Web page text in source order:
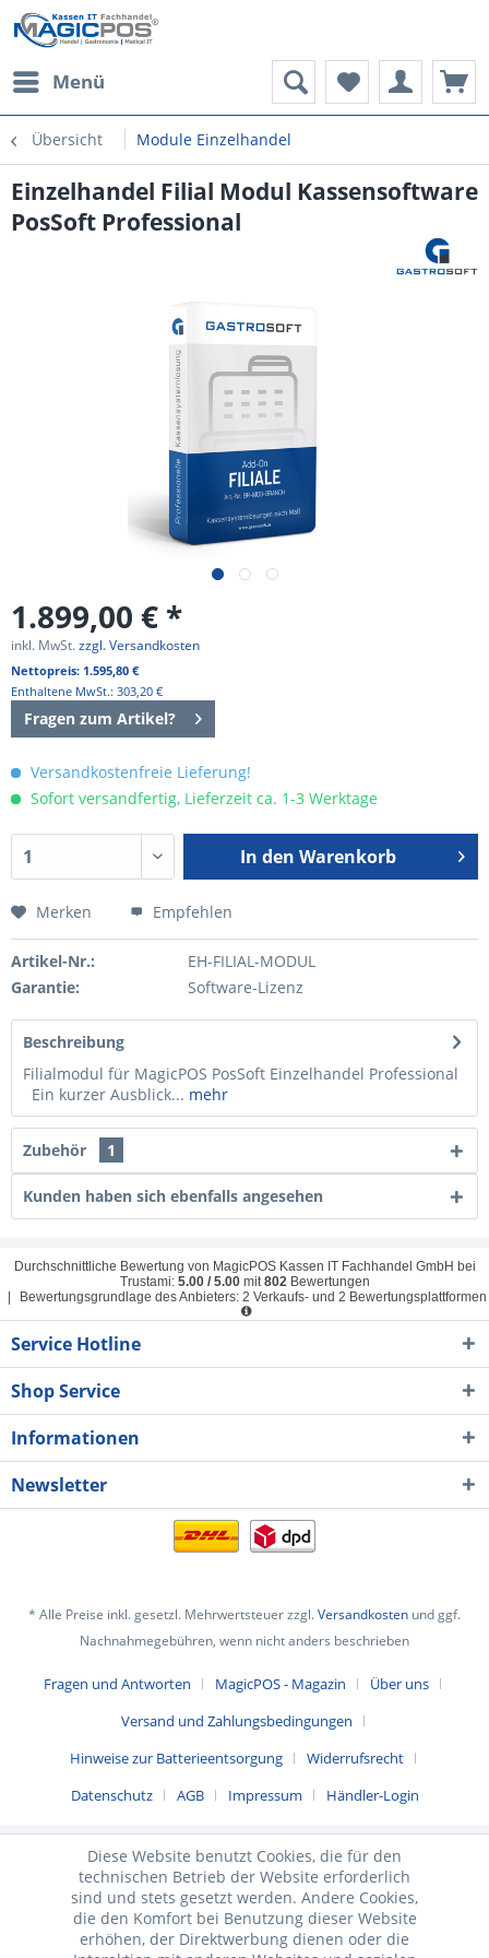
Menü
Übersicht Module Einzelhandel
Einzelhandel Filial Modul Kassensoftware
PosSoft Professional
1.899,00 € *
inkl. MwSt.zzgl. Versandkosten
Nettopreis: 1.595,80 €
Enthaltene MwSt.: 303,20 €
Fragen zum Artikel?
Versandkostenfreie Lieferung!
Sofort versandfertig, Lieferzeit ca. 1-3 Werktage
In den Warenkorb
Merken Empfehlen
Artikel-Nr.:
EH-FILIAL-MODUL
Garantie:
Software-Lizenz
Beschreibung
Filialmodul für MagicPOS PosSoft Einzelhandel Professional
Ein kurzer Ausblick... mehr
Zubehör 1
Kunden haben sich ebenfalls angesehen
Durchschnittliche Bewertung von MagicPOS Kassen IT Fachhandel GmbH bei
Trustami: 5.00/ 5.00mit802 Bewertungen
Bewertungsgrundlage des Anbieters: 2 Verkaufs- und 2 Bewertungsplattformen
Service Hotline
Shop Service
Informationen
Newsletter
* Alle Preise inkl. gesetzl. Mehrwertsteuer zzgl.Versandkosten und ggf.
Nachnahmegebühren, wenn nicht anders beschrieben
Fragen und Antworten MagicPOS - Magazin
Über uns
Versand und Zahlungsbedingungen
Hinweise zur Batterieentsorgung
Widerrufsrecht
Datenschutz
AGB Impressum Händler-Login
Diese Website benutzt Cookies, die für den
technischen Betrieb der Website erforderlich
sind und stets gesetzt werden. Andere Cookies,
die den Komfort bei Benutzung dieser Website
erhöhen, der Direktwerbung dienen oder die